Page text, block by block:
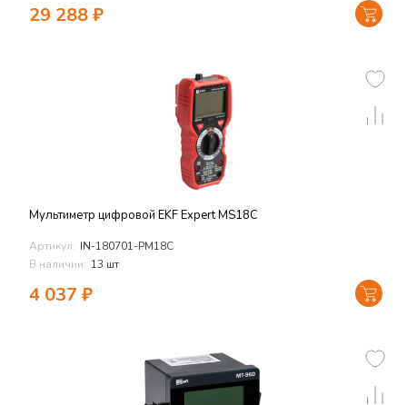
29 288₽
Мультиметр цифровой EKF Expert MS18C
Артикул: IN-180701-PM18C
В наличии: 13 шт
4 037 ₽